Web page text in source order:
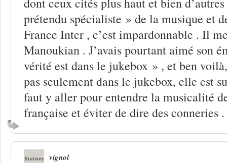
prétendu spécialiste » de la musique et
France Inter , c’est impardonnable . Il
Manoukian . J’avais pourtant aimé son
vérité est dans le jukebox » , et ben
pas seulement dans le jukebox, elle est
faut y aller pour entendre la musicalité
française et éviter de dire des conneries .
vignol